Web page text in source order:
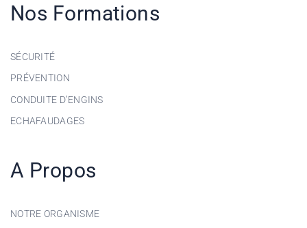
Nos Formations
SÉCURITÉ
PRÉVENTION
CONDUITE D’ENGINS
ECHAFAUDAGES
A Propos
NOTRE ORGANISME